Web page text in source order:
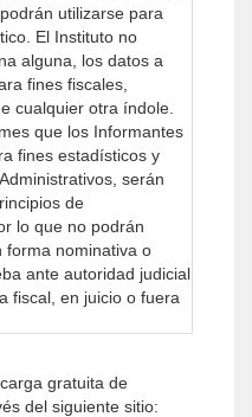
utilizarse para
El Instituto no
alguna, los datos a
fines fiscales,
cualquier otra índole.
que los Informantes
fines estadísticos y
serán
de
lo que no podrán
forma nominativa o
ante autoridad judicial
fiscal, en juicio o fuera
gratuita de
del siguiente sitio: